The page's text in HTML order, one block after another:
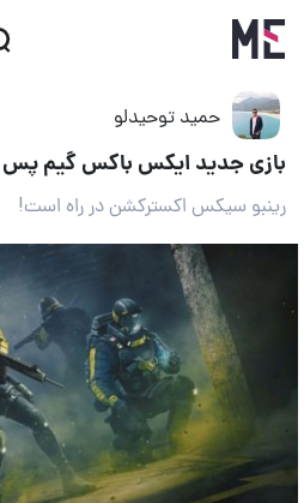
حمید توحیدلو
بازی جدید ایکس باکس گیم پس
رینبو سیکس اکسترکشن در راه است!